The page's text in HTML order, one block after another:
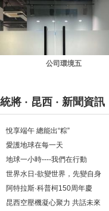
公司環境五
統將 · 昆西 · 新聞資訊
悅享端午 總能出“粽”
愛護地球在每一天
地球一小時----我們在行動
世界水日-欲變世界，先變自身
阿特拉斯·科普柯150周年慶
昆西空壓機凝心聚力 共話未來